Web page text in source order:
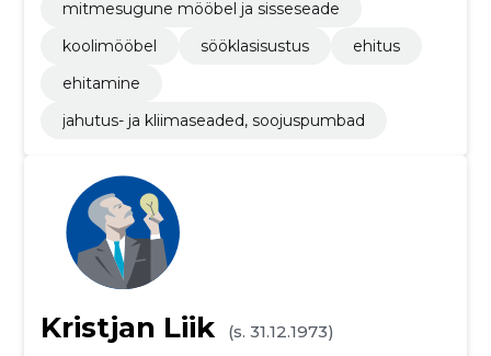
mitmesugune mööbel ja sisseseade
koolimööbel
sööklasisustus
ehitus
ehitamine
jahutus- ja kliimaseaded, soojuspumbad
Kristjan Liik
(s. 31.12.1973)